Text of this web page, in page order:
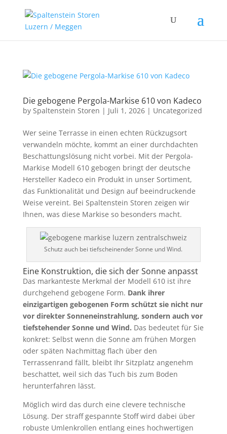
Die gebogene Pergola-Markise 610 von Kadeco
by Spaltenstein Storen | Juli 1, 2026| Uncategorized
Wer seine Terrasse in einen echten Rückzugsort
verwandeln möchte, kommt an einer durchdachten
Beschattungslösung nicht vorbei. Mit der Pergola-
Markise Modell 610 gebogen bringt der deutsche
Hersteller Kadeco ein Produkt in unser Sortiment,
das Funktionalität und Design auf beeindruckende
Weise vereint. Bei Spaltenstein Storen zeigen wir
Ihnen, was diese Markise so besonders macht.
Schutz auch bei tiefscheinender Sonne und Wind.
Eine Konstruktion, die sich der Sonne anpasst
Das markanteste Merkmal der Modell 610 ist ihre
durchgehend gebogene Form. Dank ihrer
einzigartigen gebogenen Form schützt sie nicht nur
vor direkter Sonneneinstrahlung, sondern auch vor
tiefstehender Sonne und Wind. Das bedeutet für Sie
konkret: Selbst wenn die Sonne am frühen Morgen
oder späten Nachmittag flach über den
Terrassenrand fällt, bleibt Ihr Sitzplatz angenehm
beschattet, weil sich das Tuch bis zum Boden
herunterfahren lässt.
Möglich wird das durch eine clevere technische
Lösung. Der straff gespannte Stoff wird dabei über
robuste Umlenkrollen entlang eines hochwertigen